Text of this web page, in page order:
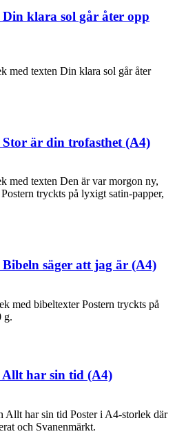
klara sol går åter opp
med texten Din klara sol går åter
Stor är din trofasthet (A4)
med texten Den är var morgon ny,
tryckts på lyxigt satin-papper,
säger att jag är (A4)
med bibeltexter Postern tryckts på
g.
Allt har sin tid (A4)
Allt har sin tid Poster i A4-storlek där
och Svanenmärkt.